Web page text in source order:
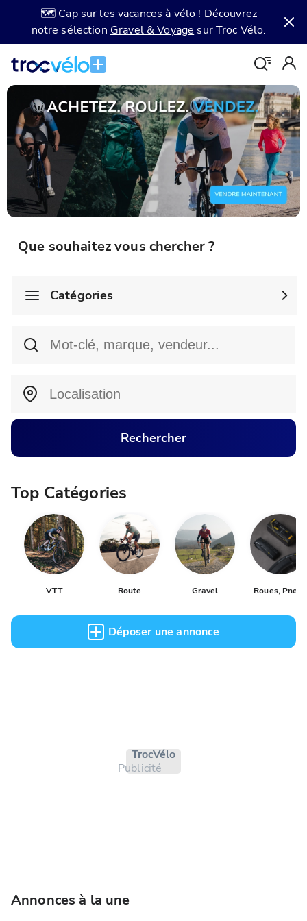
🗺️ Cap sur les vacances à vélo ! Découvrez
notre sélection Gravel & Voyage sur Troc Vélo.
Que souhaitez vous chercher ?
Catégories
Rechercher
Top Catégories
VTT Route Gravel Roues, Pneus
Déposer une annonce
Troc Vélo
Publicité
Annonces à la une